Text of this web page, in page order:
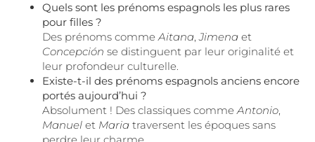
Quels sont les prénoms espagnols les plus rares
pour filles ?
Des prénoms commeAitana,Jimena et
Concepción se distinguent par leur originalité et
leur profondeur culturelle.
Existe-t-il des prénoms espagnols anciens encore
portés aujourd’hui ?
Absolument ! Des classiques commeAntonio,
Manuel et Maria traversent les époques sans